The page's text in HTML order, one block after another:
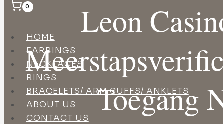
0
HOME
EARRINGS
NECKLACES
RINGS
BRACELETS/ ARM CUFFS/ ANKLETS
ABOUT US
CONTACT US
Leon
Toegang